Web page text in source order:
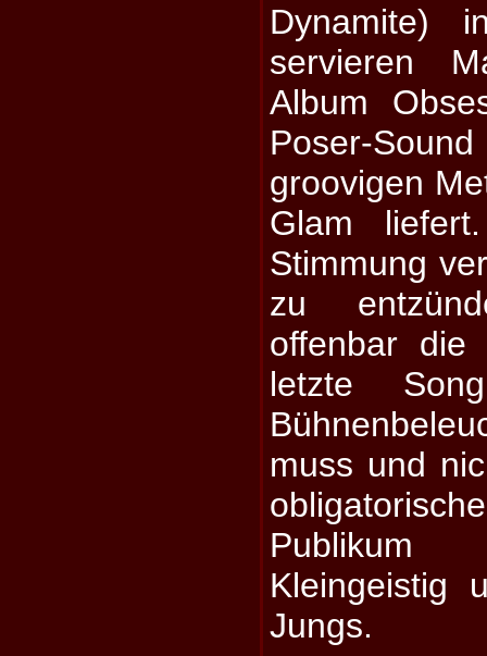
Dynamite)
servieren
Album
Poser-
groovigen
Glam
Stimmung
zu
offenbar die
letzte
muss und
Publikum
Kleingeistig
Jungs.